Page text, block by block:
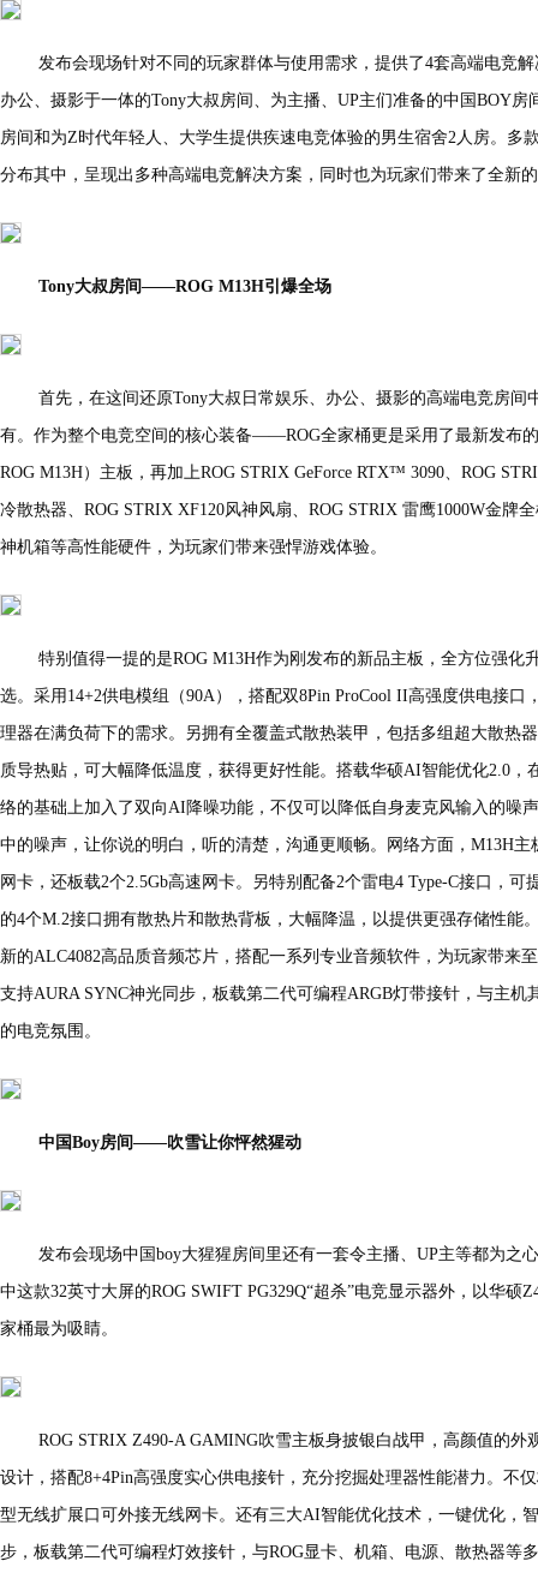
发布会现场针对不同的玩家群体与使用需求，提供了4套高端电竞
办公、摄影于一体的Tony大叔房间、为主播、UP主们准备的中国BOY
房间和为Z时代年轻人、大学生提供疾速电竞体验的男生宿舍2人房。多
分布其中，呈现出多种高端电竞解决方案，同时也为玩家们带来了全新
Tony大叔房间——ROG M13H引爆全场
首先，在这间还原Tony大叔日常娱乐、办公、摄影的高端电竞房间
有。作为整个电竞空间的核心装备——ROG全家桶更是采用了最新发布
ROG M13H）主板，再加上ROG STRIX GeForce RTX™ 3090、ROG
冷散热器、ROG STRIX XF120风神风扇、ROG STRIX 雷鹰1000W金牌
神机箱等高性能硬件，为玩家们带来强悍游戏体验。
特别值得一提的是ROG M13H作为刚发布的新品主板，全方位强化
选。采用14+2供电模组（90A），搭配双8Pin ProCool II高强度供电接
理器在满负荷下的需求。另拥有全覆盖式散热装甲，包括多组超大散热
质导热贴，可大幅降低温度，获得更好性能。搭载华硕AI智能优化2.0
络的基础上加入了双向AI降噪功能，不仅可以降低自身麦克风输入的噪
中的噪声，让你说的明白，听的清楚，沟通更顺畅。网络方面，M13H
网卡，还板载2个2.5Gb高速网卡。另特别配备2个雷电4 Type-C接口，可
的4个M.2接口拥有散热片和散热背板，大幅降温，以提供更强存储性能
新的ALC4082高品质音频芯片，搭配一系列专业音频软件，为玩家带来
支持AURA SYNC神光同步，板载第二代可编程ARGB灯带接针，与主
的电竞氛围。
中国Boy房间——吹雪让你怦然猩动
发布会现场中国boy大猩猩房间里还有一套令主播、UP主等都为之
中这款32英寸大屏的ROG SWIFT PG329Q“超杀”电竞显示器外，以华硕
家桶最为吸睛。
ROG STRIX Z490-A GAMING吹雪主板身披银白战甲，高颜值的外
设计，搭配8+4Pin高强度实心供电接针，充分挖掘处理器性能潜力。不
型无线扩展口可外接无线网卡。还有三大AI智能优化技术，一键优化，
步，板载第二代可编程灯效接针，与ROG显卡、机箱、电源、散热器等